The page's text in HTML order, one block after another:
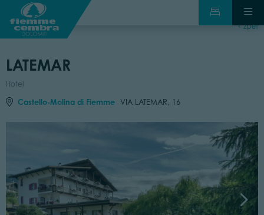
zpět
LATEMAR
Hotel
Castello-Molina di Fiemme VIA LATEMAR, 16